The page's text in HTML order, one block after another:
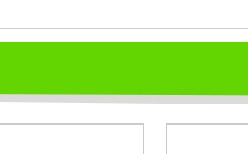
Truyền thông
Truyền thông viên